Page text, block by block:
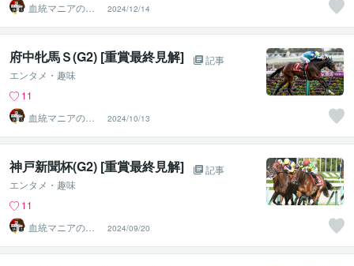
血統マニアの独
り言
2024/12/14
府中牝馬Ｓ(G2) [重賞最終見解]
記事
エンタメ・趣味
11
血統マニアの独
り言
2024/10/13
神戸新聞杯(G2) [重賞最終見解]
記事
エンタメ・趣味
11
血統マニアの独
り言
2024/09/20